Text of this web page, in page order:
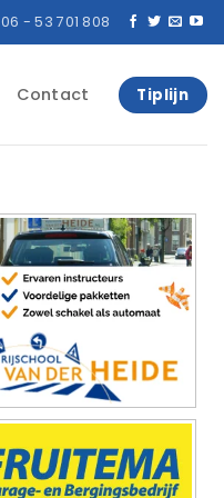
06 - 53 701 808
Contact Tiplijn